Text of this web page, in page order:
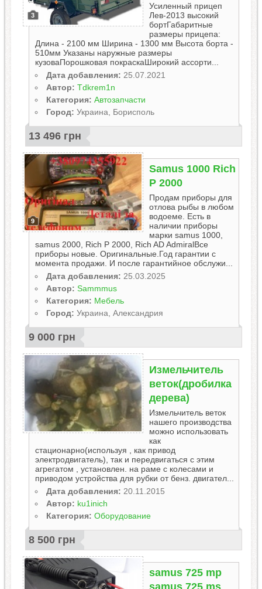
3
Усиленный прицеп
Лев-2013 высокий
бортГабаритные
размеры прицепа:
Длина - 2100 мм Ширина - 1300 мм Высота борта -
510мм Указаны наружные размеры
кузоваПорошковая покраскаШирокий ассорти...
Дата добавления: 25.07.2021
Автор: Tdkrem1n
Категория: Автозапчасти
Город: Украина, Борисполь
13 496 грн
9
Samus 1000 Rich
P 2000
Продам приборы для
отлова рыбы в любом
водоеме. Есть в
наличии приборы
марки samus 1000,
samus 2000, Rich P 2000, Rich AD AdmiralВсе
приборы новые. Оригинальные.Год гарантии с
момента продажи. И после гарантийное обслужи...
Дата добавления: 25.03.2025
Автор: Sammmus
Категория: Мебель
Город: Украина, Александрия
9 000 грн
Измельчитель
веток(дробилка
дерева)
Измельчитель веток
нашего производства
можно использовать
как
стационарно(используя , как привод
электродвигатель), так и передвигаться с этим
агрегатом , установлен. на раме с колесами и
приводом устройства для рубки от бенз. двигател...
Дата добавления: 20.11.2015
Автор: ku1inich
Категория: Оборудование
8 500 грн
samus 725 mp
samus 725 ms